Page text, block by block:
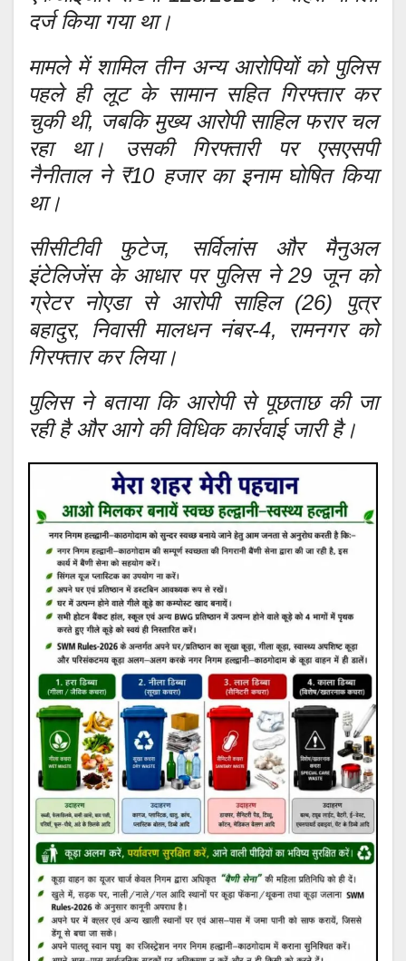
दर्ज किया गया था।
मामले में शामिल तीन अन्य आरोपियों को पुलिस
पहले ही लूट के सामान सहित गिरफ्तार कर
चुकी थी, जबकि मुख्य आरोपी साहिल फरार चल
रहा था। उसकी गिरफ्तारी पर एसएसपी
नैनीताल ने ₹10 हजार का इनाम घोषित किया
था।
सीसीटीवी फुटेज, सर्विलांस और मैनुअल
इंटेलिजेंस के आधार पर पुलिस ने 29 जून को
ग्रेटर नोएडा से आरोपी साहिल (26) पुत्र
बहादुर, निवासी मालधन नंबर-4, रामनगर को
गिरफ्तार कर लिया।
पुलिस ने बताया कि आरोपी से पूछताछ की जा
रही है और आगे की विधिक कार्रवाई जारी है।